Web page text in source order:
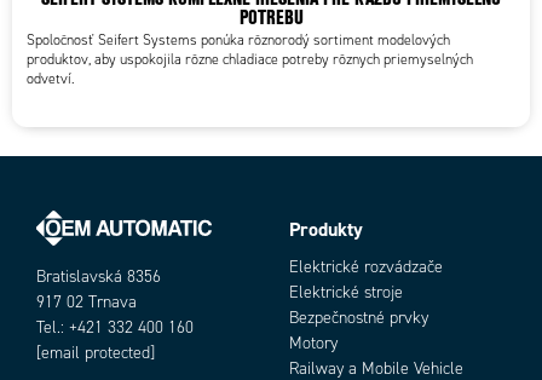
POTREBU
Spoločnosť Seifert Systems ponúka rôznorodý sortiment modelových
produktov, aby uspokojila rôzne chladiace potreby rôznych priemyselných
odvetví.
Bratislavská 8356
917 02 Trnava
Tel.: +421 332 400 160
[email protected]
Produkty
Elektrické rozvádzače
Elektrické stroje
Bezpečnostné prvky
Motory
Railway a Mobile Vehicle